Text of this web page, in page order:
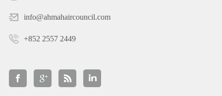
info@ahmahaircouncil.com
+852 2557 2449